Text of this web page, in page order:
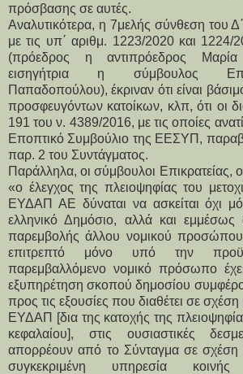
πρόσβασης σε αυτές.
Αναλυτικότερα, η 7μελής σύνθεση του
με τις υπ΄ αριθμ. 1223/2020 και 1224/
(πρόεδρος η αντιπρόεδρος
εισηγήτρια η σύμβουλος
Παπαδοπούλου), έκριναν ότι είναι
προσφευγόντων κατοίκων, κλπ, ότι οι
191 του ν. 4389/2016, με τις οποίες
Εποπτικό Συμβούλιο της ΕΕΣΥΠ,
παρ. 2 του Συντάγματος.
Παράλληλα, οι σύμβουλοι Επικρατείας,
«ο έλεγχος της πλειοψηφίας του
ΕΥΔΑΠ ΑΕ δύναται να ασκείται όχι
ελληνικό Δημόσιο, αλλά και
παρεμβολής άλλου νομικού
επιτρεπτό μόνο υπό την
παρεμβαλλόμενο νομικό πρόσωπο
εξυπηρέτηση σκοπού δημοσίου
προς τις εξουσίες που διαθέτει σε σχέση
ΕΥΔΑΠ [δια της κατοχής της
κεφαλαίου], στις ουσιαστικές
απορρέουν από το Σύνταγμα σε σχέση
συγκεκριμένη υπηρεσία